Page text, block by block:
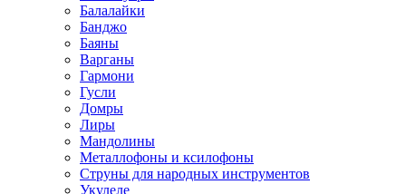
Балалайки
Банджо
Баяны
Варганы
Гармони
Гусли
Домры
Лиры
Мандолины
Металлофоны и ксилофоны
Струны для народных инструментов
Укулеле